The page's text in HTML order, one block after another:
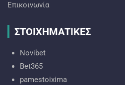
Επικοινωνία
ΣΤΟΙΧΗΜΑΤΙΚΕΣ
Novibet
Bet365
pamestoixima